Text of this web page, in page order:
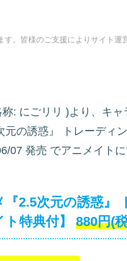
。皆様のご支援によりサイト運
: にごリリ )より、キ
元の誘惑』 トレーディ
07 発売 でアニメイトに
2.5次元の誘惑』
特典付】
880円(